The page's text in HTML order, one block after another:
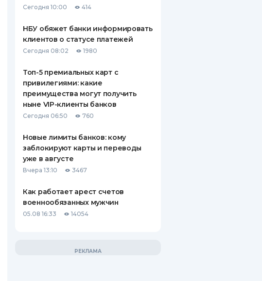
СТРАХОВАНИЮ
ВСЕ СТРАХОВЫЕ ПОЛИСЫ
ОТЗЫВЫ О СТРАХОВЫХ
КОМПАНИЯХ
Сегодня 10:00 414
НБУ обяжет банки информировать
клиентов о статусе платежей
Сегодня 08:02 1980
Топ-5 премиальных карт с
привилегиями: какие
преимущества могут получить
ныне VIP-клиенты банков
Сегодня 06:50 760
Новые лимиты банков: кому
заблокируют карты и переводы
уже в августе
Вчера 13:10 3467
Как работает арест счетов
военнообязанных мужчин
05.08 16:33 14054